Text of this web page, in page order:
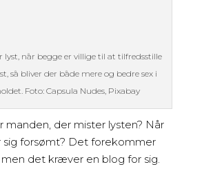
lyst, når begge er villige til at tilfredsstille
så bliver der både mere og bedre sex i
Foto: Capsula Nudes, Pixabay
manden, der mister lysten? Når
sig forsømt? Det forekommer
det kræver en blog for sig.